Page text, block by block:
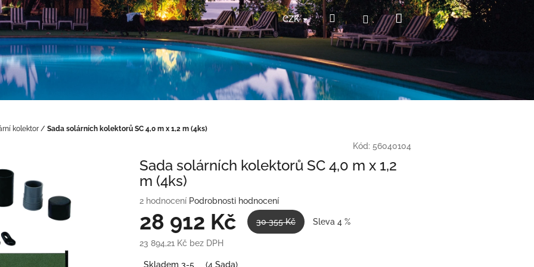
CZK HledatPřihlášeníNákupní
košík
kolektor / Sada solárních kolektorů SC 4,0 m x 1,2 m (4ks)
Kód: 56040104
Sada solárních kolektorů SC 4,0 m x 1,2
m (4ks)
Průměrné
hodnocení
produktu
5,0
2 hodnocení Podrobnosti hodnocení
28 912 Kč 30 355 Kč Sleva 4 %
23 894,21 Kč bez DPH
Skladem 3-5
(4 Sada)